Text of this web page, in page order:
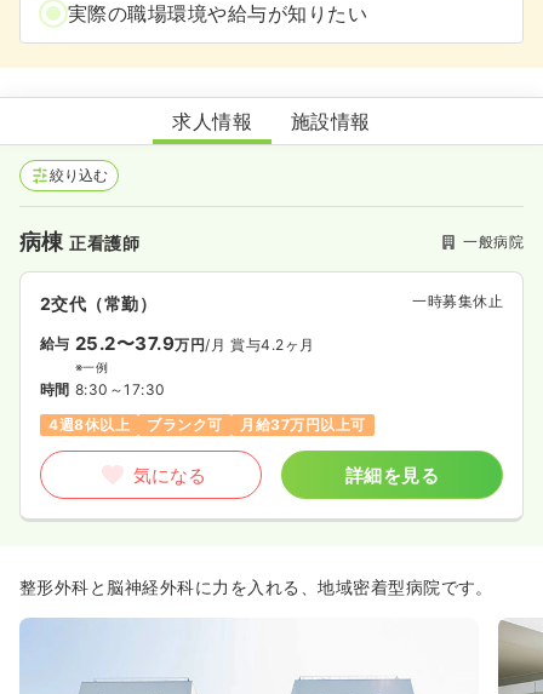
実際の職場環境や給与が知りたい
佐野記念病院
求人情報 施設情報
絞り込む
病棟正看護師 一般病院
2交代（常勤） 一時募集休止
給与 25.2〜37.9万円/月 賞与4.2ヶ月
※一例
時間 8:30～17:30
4週8休以上
ブランク可 月給37万円以上可
気になる 詳細を見る
整形外科と脳神経外科に力を入れる、地域密着型病院です。